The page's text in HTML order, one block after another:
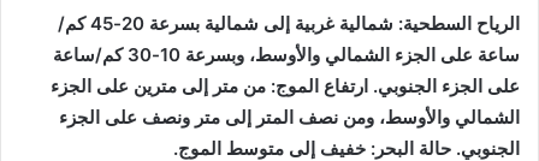
الرياح السطحية: شمالية غربية إلى شمالية بسرعة 20-45 كم/
ساعة على الجزء الشمالي والأوسط، وبسرعة 10-30 كم/ساعة
على الجزء الجنوبي. ارتفاع الموج: من متر إلى مترين على الجزء
الشمالي والأوسط، ومن نصف المتر إلى متر ونصف على الجزء
الجنوبي. حالة البحر: خفيف إلى متوسط الموج.